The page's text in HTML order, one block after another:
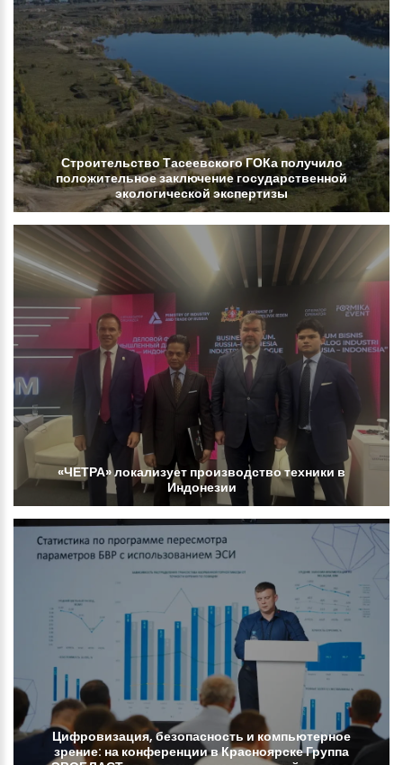
СтроительствоТасеевскогоГОКаполучило
положительноезаключениегосударственной
экологической экспертизы
«ЧЕТРА»локализует производствотехники в
Индонезии
Цифровизация, безопасность и компьютерное
зрение: на конференциивКрасноярскеГруппа